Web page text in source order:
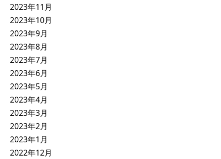
2023年11月
2023年10月
2023年9月
2023年8月
2023年7月
2023年6月
2023年5月
2023年4月
2023年3月
2023年2月
2023年1月
2022年12月